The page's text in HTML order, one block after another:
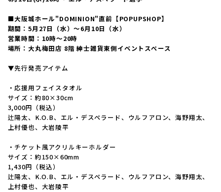
■大阪城ホール"DOMINION"直前【POPUPSHOP】
期間：5月27日（水）～6月10日（水）
営業時間：10時～20時
場所：大丸梅田店 8階 紳士雑貨東側イベントスペース
▼先行発売アイテム
・応援用フェイスタオル
サイズ：約80×30cm
3,000円（税込）
辻陽太、K.O.B、エル・デスペラード、ウルフアロン、海野翔太、
上村優也、大岩陵平
・チケット風アクリルキーホルダー
サイズ：約150×60mm
1,430円（税込）
辻陽太、K.O.B、エル・デスペラード、ウルフアロン、海野翔太、
上村優也、大岩陵平